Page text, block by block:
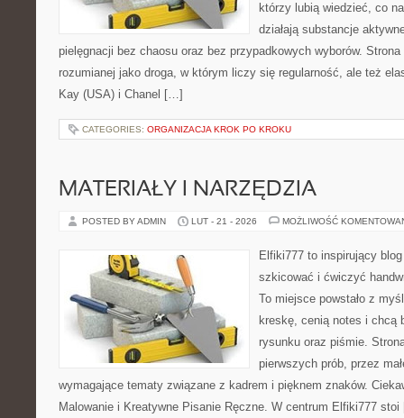
którzy lubią wiedzieć, co
działają substancje
pielęgnacji bez chaosu oraz bez przypadkowych wyborów.
rozumianej jako droga, w którym liczy się regularność, ale też
Kay (USA) i Chanel […]
CATEGORIES: ORGANIZACJA KROK PO KROKU
MATERIAŁY I NARZĘDZIA
POSTED BY ADMIN LUT - 21 - 2026 MOŻLIWOŚĆ
Elfiki777 to inspirujący
szkicować i ćwiczyć
To miejsce powstało z
kreskę, cenią notes i chcą
rysunku oraz piśmie.
pierwszych prób, przez
wymagające tematy związane z kadrem i pięknem znaków.
Malowanie i Kreatywne Pisanie Ręczne. W centrum Elfiki777